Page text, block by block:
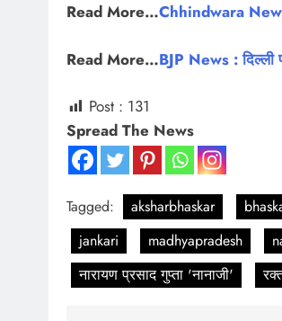
Read More…Chhindwara News
Read More…BJP News : दिल्ली
Post : 131
Spread The News
Tagged: aksharbhaskar
jankari
madhyapradesh
नारायण प्रसाद गुप्ता 'नानाजी'